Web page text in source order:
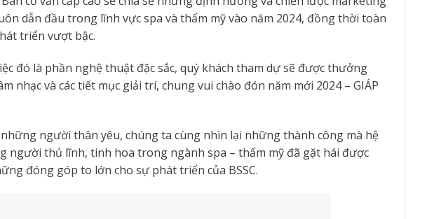
dẫn đầu trong lĩnh vực spa và thẩm mỹ vào năm 2024, đồng thời toàn
triển vượt bậc.
đó là phần nghệ thuật đặc sắc, quý khách tham dự sẽ được thưởng
nhạc và các tiết mục giải trí, chung vui chào đón năm mới 2024 – GIÁP
người thân yêu, chúng ta cùng nhìn lại những thành công mà hệ
người thủ lĩnh, tinh hoa trong ngành spa – thẩm mỹ đã gặt hái được
đóng góp to lớn cho sự phát triển của BSSC.